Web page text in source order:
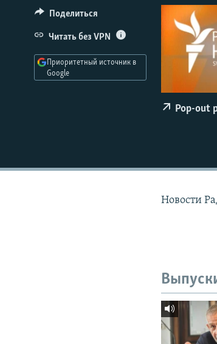
главной
Вернутся
IDEL.РЕАЛИИ
КАВКАЗ.РЕАЛИИ
СЕВЕР.РЕАЛИИ
СИБИРЬ.РЕАЛИИ
Pop-out
Поделиться
Читать без VPN
Приоритетный источник в
Google
Новости